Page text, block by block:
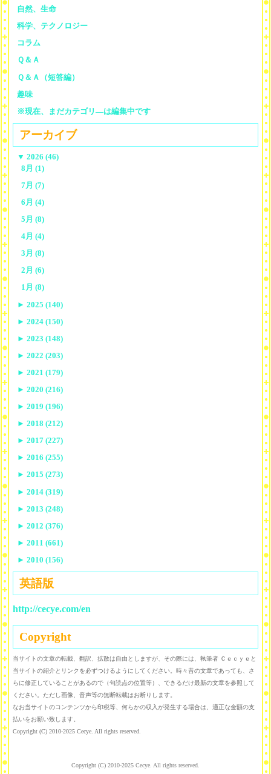
自然、生命
科学、テクノロジー
コラム
Ｑ＆Ａ
Ｑ＆Ａ（短答編）
趣味
※現在、まだカテゴリ—は編集中です
アーカイブ
▼ 2026 (46)
8月 (1)
7月 (7)
6月 (4)
5月 (8)
4月 (4)
3月 (8)
2月 (6)
1月 (8)
► 2025 (140)
► 2024 (150)
► 2023 (148)
► 2022 (203)
► 2021 (179)
► 2020 (216)
► 2019 (196)
► 2018 (212)
► 2017 (227)
► 2016 (255)
► 2015 (273)
► 2014 (319)
► 2013 (248)
► 2012 (376)
► 2011 (661)
► 2010 (156)
英語版
http://cecye.com/en
Copyright
当サイトの文章の転載、翻訳、拡散は自由としますが、その際には、執筆者 Ｃｅｃｙｅと
当サイトの紹介とリンクを必ずつけるようにしてください。時々昔の文章であっても、さ
らに修正していることがあるので（句読点の位置等）、できるだけ最新の文章を参照して
ください。ただし画像、音声等の無断転載はお断りします。
なお当サイトのコンテンツから印税等、何らかの収入が発生する場合は、適正な金額の支
払いをお願い致します。
Copyright (C) 2010-2025 Cecye. All rights reserved.
Copyright (C) 2010-2025 Cecye. All rights reserved.